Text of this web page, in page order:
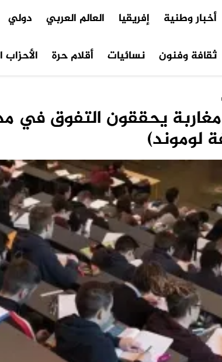
أخبار وطنية إفريقيا العالم العربي دولي
ثقافة وفنون نسائيات أقلام حرة
يحققون التفوق في
لوموند)